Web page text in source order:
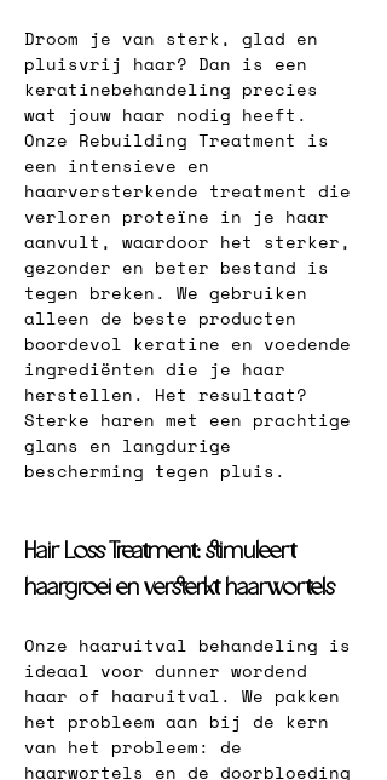
Droom je van sterk, glad en
pluisvrij haar? Dan is een
keratinebehandeling precies
wat jouw haar nodig heeft.
Onze Rebuilding Treatment is
een intensieve en
haarversterkende treatment die
verloren proteïne in je haar
aanvult, waardoor het sterker,
gezonder en beter bestand is
tegen breken. We gebruiken
alleen de beste producten
boordevol keratine en voedende
ingrediënten die je haar
herstellen. Het resultaat?
Sterke haren met een prachtige
glans en langdurige
bescherming tegen pluis.
Hair Loss Treatment: stimuleert
haargroei en versterkt haarwortels
Onze haaruitval behandeling is
ideaal voor dunner wordend
haar of haaruitval. We pakken
het probleem aan bij de kern
van het probleem: de
haarwortels en de doorbloeding